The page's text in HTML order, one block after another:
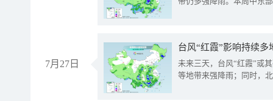
7月27日
台风“红霞”影响持续
未来三天，台风“红霞”或
等地带来强降雨；同时，